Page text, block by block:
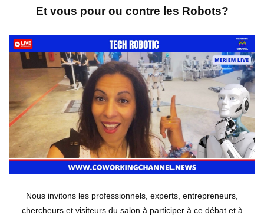
Et vous pour ou contre les Robots?
Nous invitons les professionnels, experts, entrepreneurs,
chercheurs et visiteurs du salon à participer à ce débat et à